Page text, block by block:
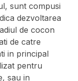
sunt compusi
dezvoltarea
de cocon
de catre
in principal
pentru
sau in